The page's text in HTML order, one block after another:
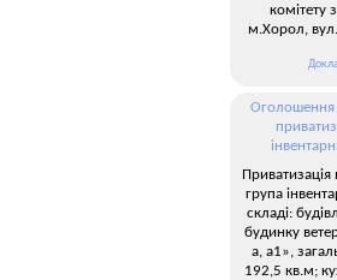
комітету
м.Хорол,
Оголошення
група
складі:
будинку
а, а1»,
192,5 кв.м;